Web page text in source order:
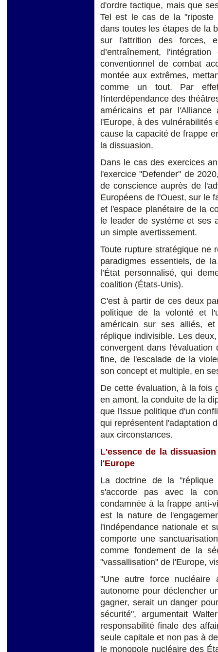
d'ordre tactique, mais que
Tel est le cas de la "riposte
dans toutes les étapes de la
sur l'attrition des forces,
d’entraînement,
conventionnel de combat
montée aux extrêmes,
comme un tout. Par
l'interdépendance des
américains et par l'Alliance
l'Europe, à des
cause la capacité de frappe
la dissuasion.
Dans le cas des exercices
l'exercice "Defender" de
de conscience auprès de
Européens de l'Ouest, sur le
et l'espace planétaire de la
le leader de système et ses
un simple avertissement.
Toute rupture stratégique ne
paradigmes essentiels, de
l’État personnalisé, qui
coalition (États-Unis).
C'est à partir de ces deux
politique de la volonté et
américain sur ses alliés,
réplique indivisible. Les
convergent dans
fine, de l'escalade de la
son concept et multiple, en
De cette évaluation, à la fois
en amont, la conduite de la
que l'issue politique d'un
qui représentent l'adaptation
aux circonstances.
L'essence de la
l'Europe
La doctrine de la "réplique
s'accorde pas avec la
condamnée à la frappe anti-
est la nature de
l'indépendance nationale et
comporte une
comme fondement de la
"vassallisation" de l'Europe,
"Une autre force nucléaire
autonome pour déclencher
gagner, serait un danger
sécurité", argumentait
responsabilité finale des
seule capitale et non pas à
le monopole nucléaire des